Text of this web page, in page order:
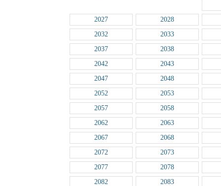
2027
2028
2032
2033
2037
2038
2042
2043
2047
2048
2052
2053
2057
2058
2062
2063
2067
2068
2072
2073
2077
2078
2082
2083